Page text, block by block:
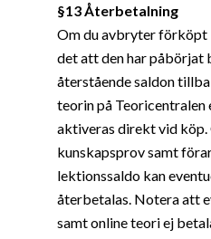
§13 Återbetalning
Om du avbryter
det att den har påbörjat
återstående saldon
teorin på Teoricentralen
aktiveras direkt vid
kunskapsprov samt
lektionssaldo kan
återbetalas. Notera att
samt online teori ej